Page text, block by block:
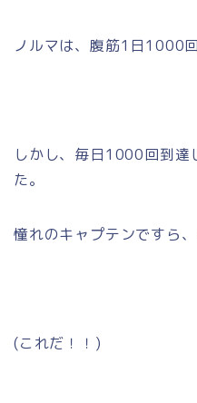
ノルマは、腹筋1日1000回
しかし、毎日1000回到達
た。
憧れのキャプテンですら
(これだ！！)